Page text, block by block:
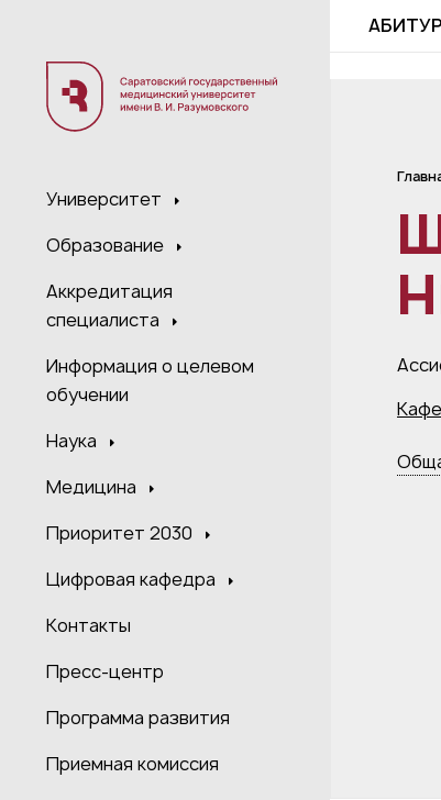
Университет
Образование
Аккредитация
специалиста
Информация о целевом
обучении
Наука
Медицина
Приоритет 2030
Цифровая кафедра
Контакты
Пресс-центр
Программа развития
Приемная комиссия